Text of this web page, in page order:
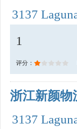
3137
1
评分：
浙江新颜物
3137